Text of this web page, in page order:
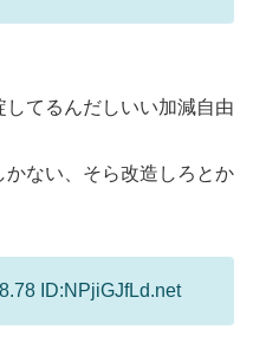
てるんだしいい加減自由
ない、そら改造しろとか
ID:NPjiGJfLd.net